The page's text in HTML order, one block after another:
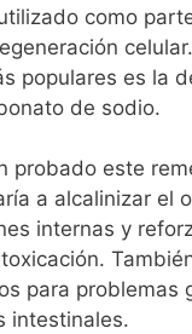
como
populares es la
de sodio.
probado este
a alcalinizar el
internas y
para problemas
intestinales.